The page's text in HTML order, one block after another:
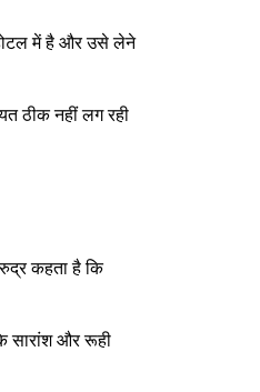
में है और उसे लेने
ठीक नहीं लग रही
कहता है कि
सारांश और रूही